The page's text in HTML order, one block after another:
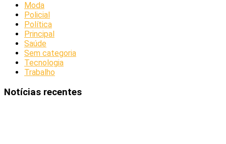
Moda
Policial
Política
Principal
Saúde
Sem categoria
Tecnologia
Trabalho
Notícias recentes